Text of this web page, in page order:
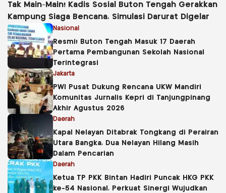
Tak Main-Main! Kadis Sosial Buton Tengah Gerakkan
Kampung Siaga Bencana, Simulasi Darurat Digelar
Nasional
Resmi! Buton Tengah Masuk 17 Daerah
Pertama Pembangunan Sekolah Nasional
Terintegrasi
Jakarta
PWI Pusat Dukung Rencana UKW Mandiri
Komunitas Jurnalis Kepri di Tanjungpinang
Akhir Agustus 2026
Daerah
Kapal Nelayan Ditabrak Tongkang di Perairan
Utara Bangka, Dua Nelayan Hilang Masih
Dalam Pencarian
Daerah
Ketua TP PKK Bintan Hadiri Puncak HKG PKK
ke-54 Nasional, Perkuat Sinergi Wujudkan